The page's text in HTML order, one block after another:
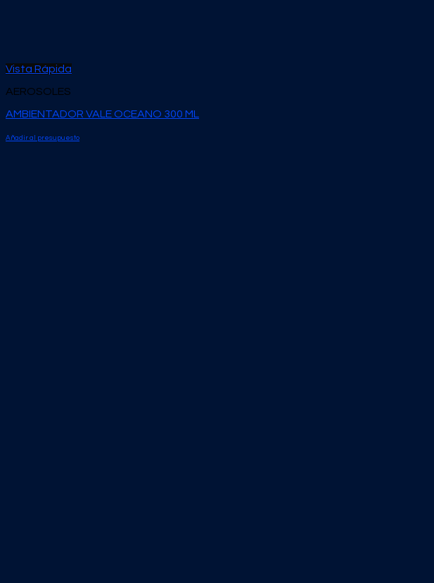
Vista Rápida
AEROSOLES
AMBIENTADOR VALE OCEANO 300 ML
Añadir al presupuesto